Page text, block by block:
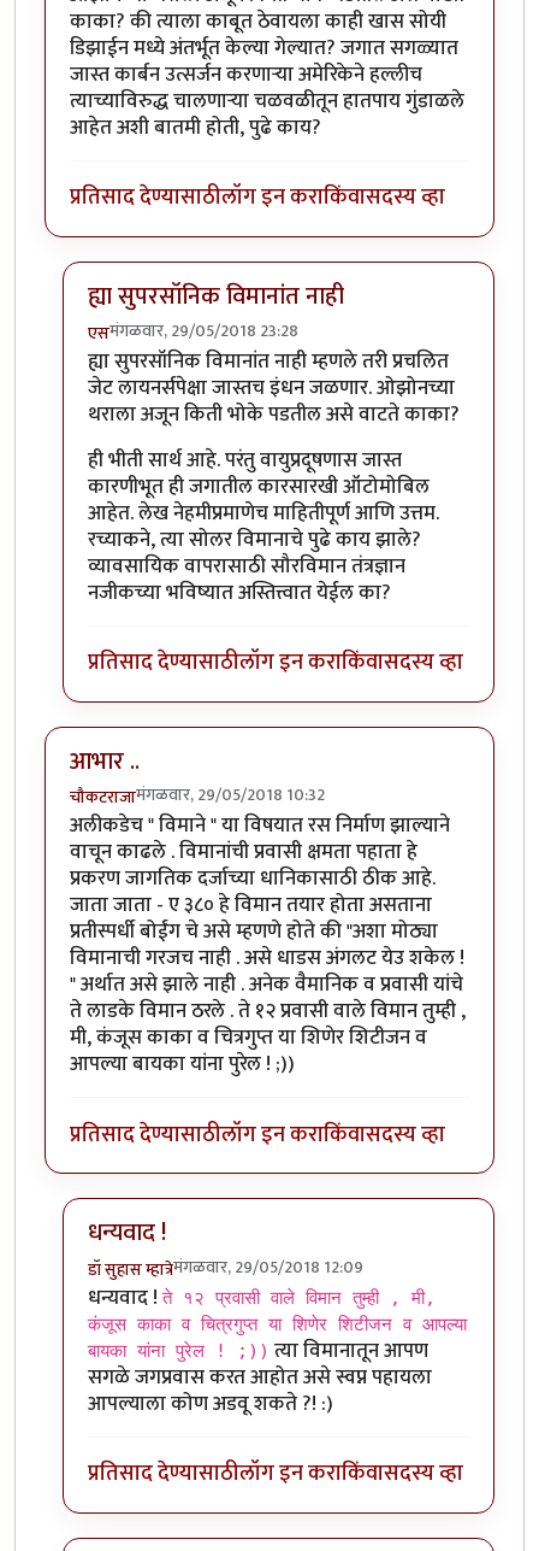
काका? की त्याला काबूत ठेवायला काही खास सोयी
डिझाईन मध्ये अंतर्भूत केल्या गेल्यात? जगात सगळ्यात
जास्त कार्बन उत्सर्जन करणाऱ्या अमेरिकेने हल्लीच
त्याच्याविरुद्ध चालणाऱ्या चळवळीतून हातपाय गुंडाळले
आहेत अशी बातमी होती, पुढे काय?
प्रतिसाद देण्यासाठीलॉग इन कराकिंवासदस्य व्हा
ह्या सुपरसॉनिक विमानांत नाही
एसमंगळवार, 29/05/2018 23:28
In reply toमानवी स्वप्नेbyजेम्स वांड
ह्या सुपरसॉनिक विमानांत नाही म्हणले तरी प्रचलित
जेट लायनर्सपेक्षा जास्तच इंधन जळणार. ओझोनच्या
थराला अजून किती भोके पडतील असे वाटते काका?
ही भीती सार्थ आहे. परंतु वायुप्रदूषणास जास्त
कारणीभूत ही जगातील कारसारखी ऑटोमोबिल
आहेत. लेख नेहमीप्रमाणेच माहितीपूर्ण आणि उत्तम.
रच्याकने, त्या सोलर विमानाचे पुढे काय झाले?
व्यावसायिक वापरासाठी सौरविमान तंत्रज्ञान
नजीकच्या भविष्यात अस्तित्त्वात येईल का?
प्रतिसाद देण्यासाठीलॉग इन कराकिंवासदस्य व्हा
आभार ..
चौकटराजामंगळवार, 29/05/2018 10:32
अलीकडेच " विमाने " या विषयात रस निर्माण झाल्याने
वाचून काढले . विमानांची प्रवासी क्षमता पहाता हे
प्रकरण जागतिक दर्जाच्या धानिकासाठी ठीक आहे.
जाता जाता - ए ३८० हे विमान तयार होता असताना
प्रतीस्पर्धी बोईंग चे असे म्हणणे होते की "अशा मोठ्या
विमानाची गरजच नाही . असे धाडस अंगलट येउ शकेल !
" अर्थात असे झाले नाही . अनेक वैमानिक व प्रवासी यांचे
ते लाडके विमान ठरले . ते १२ प्रवासी वाले विमान तुम्ही ,
मी, कंजूस काका व चित्रगुप्त या शिणेर शिटीजन व
आपल्या बायका यांना पुरेल ! ;))
प्रतिसाद देण्यासाठीलॉग इन कराकिंवासदस्य व्हा
धन्यवाद !
डॉ सुहास म्हात्रेमंगळवार, 29/05/2018 12:09
In reply to आभार ..by चौकटराजा
धन्यवाद !ते १२ प्रवासी वाले विमान तुम्ही , मी,
कंजूस काका व चित्रगुप्त या शिणेर शिटीजन व आपल्या
बायका यांना पुरेल ! ;)) त्या विमानातून आपण
सगळे जगप्रवास करत आहोत असे स्वप्न पहायला
आपल्याला कोण अडवू शकते ?! :)
प्रतिसाद देण्यासाठीलॉग इन कराकिंवासदस्य व्हा